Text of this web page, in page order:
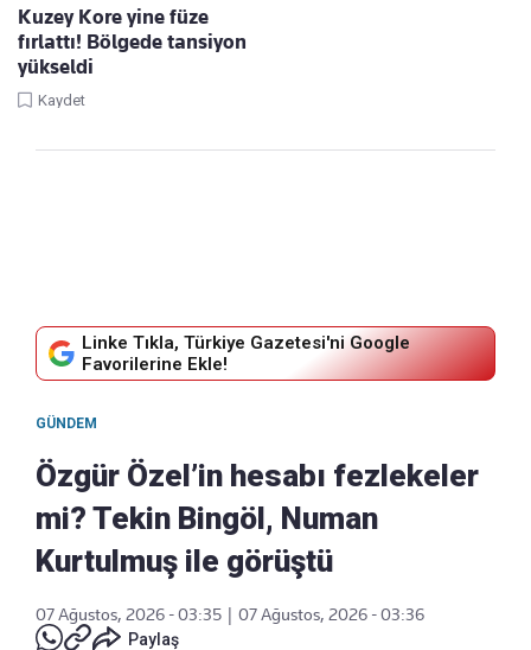
Kuzey Kore yine füze
fırlattı! Bölgede tansiyon
yükseldi
Kaydet
Linke Tıkla, Türkiye Gazetesi'ni Google
Favorilerine Ekle!
GÜNDEM
Özgür Özel’in hesabı fezlekeler
mi? Tekin Bingöl, Numan
Kurtulmuş ile görüştü
07 Ağustos, 2026 - 03:35
07 Ağustos, 2026 - 03:36
Paylaş